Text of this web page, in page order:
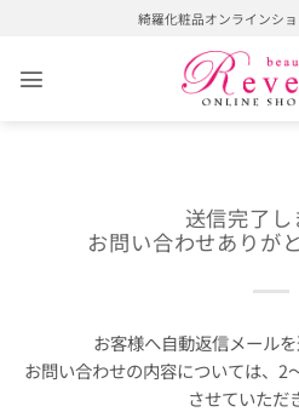
content
綺羅化粧品オンラインシ
送信完了し
お問い合わせありが
お客様へ自動返信メールを
お問い合わせの内容については、2
させていただ